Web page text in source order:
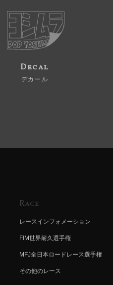
Decal
デカール
Race
レースインフォメーション
FIM世界耐久選手権
MFJ全日本ロードレース選手権
その他のレース